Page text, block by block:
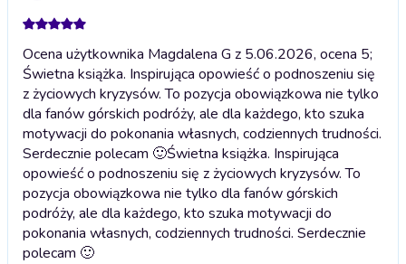
Ocena użytkownika Magdalena G z 5.06.2026, ocena 5;
Świetna książka. Inspirująca opowieść o podnoszeniu się
z życiowych kryzysów. To pozycja obowiązkowa nie tylko
dla fanów górskich podróży, ale dla każdego, kto szuka
motywacji do pokonania własnych, codziennych trudności.
Serdecznie polecam 🙂Świetna książka. Inspirująca
opowieść o podnoszeniu się z życiowych kryzysów. To
pozycja obowiązkowa nie tylko dla fanów górskich
podróży, ale dla każdego, kto szuka motywacji do
pokonania własnych, codziennych trudności. Serdecznie
polecam 🙂